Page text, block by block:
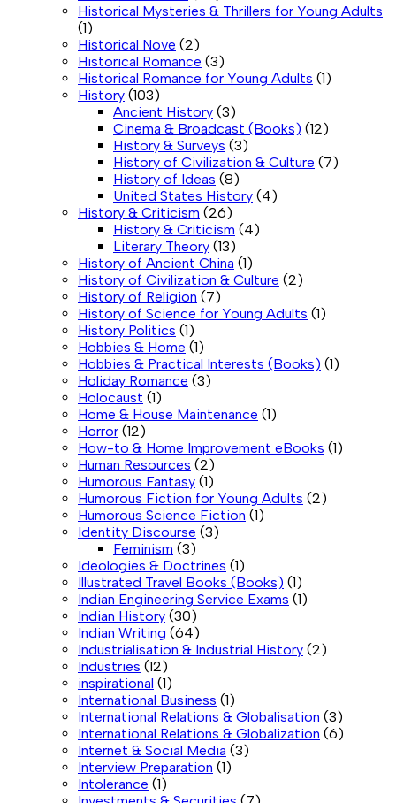
Historical Mysteries & Thrillers for Young Adults
(1)
Historical Nove (2)
Historical Romance (3)
Historical Romance for Young Adults (1)
History (103)
Ancient History (3)
Cinema & Broadcast (Books) (12)
History & Surveys (3)
History of Civilization & Culture (7)
History of Ideas (8)
United States History (4)
History & Criticism (26)
History & Criticism (4)
Literary Theory (13)
History of Ancient China (1)
History of Civilization & Culture (2)
History of Religion (7)
History of Science for Young Adults (1)
History Politics (1)
Hobbies & Home (1)
Hobbies & Practical Interests (Books) (1)
Holiday Romance (3)
Holocaust (1)
Home & House Maintenance (1)
Horror (12)
How-to & Home Improvement eBooks (1)
Human Resources (2)
Humorous Fantasy (1)
Humorous Fiction for Young Adults (2)
Humorous Science Fiction (1)
Identity Discourse (3)
Feminism (3)
Ideologies & Doctrines (1)
Illustrated Travel Books (Books) (1)
Indian Engineering Service Exams (1)
Indian History (30)
Indian Writing (64)
Industrialisation & Industrial History (2)
Industries (12)
inspirational (1)
International Business (1)
International Relations & Globalisation (3)
International Relations & Globalization (6)
Internet & Social Media (3)
Interview Preparation (1)
Intolerance (1)